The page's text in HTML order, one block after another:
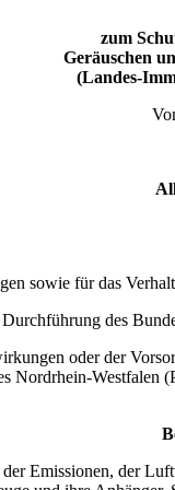
zum
Geräuschen
(Landes-
sowie für das
des
oder der
Nordrhein-
Emissionen, der